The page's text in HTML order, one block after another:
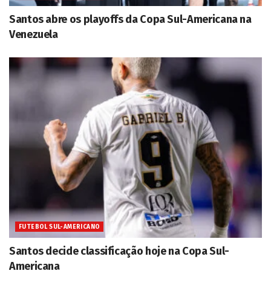
Santos abre os playoffs da Copa Sul-Americana na
Venezuela
FUTEBOL SUL-AMERICANO
Santos decide classificação hoje na Copa Sul-
Americana